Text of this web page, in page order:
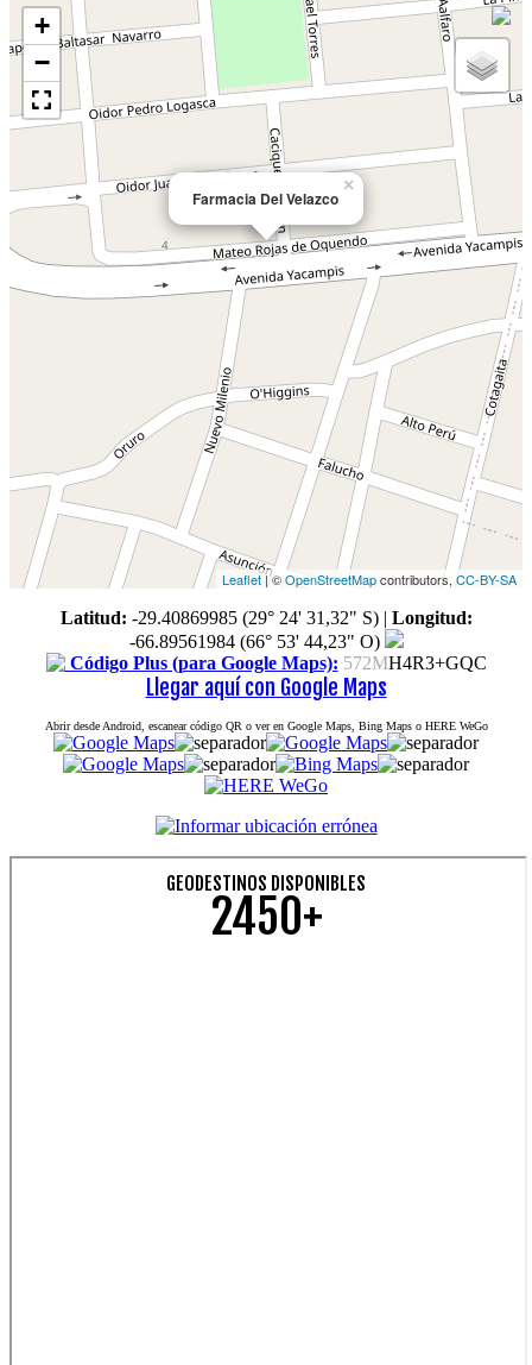
Farmacia Del Velazco
×
+
−
Leaflet| ©OpenStreetMapcontributors, CC-BY-SA
Latitud: -29.40869985 (29° 24' 31,32" S)| Longitud:
-66.89561984 (66° 53' 44,23" O)
Código Plus (para Google Maps): 572MH4R3+GQC
Llegar aquí con Google Maps
Abrir desde Android, escanear código QR o ver en Google Maps, Bing Maps o HERE WeGo
GEODESTINOS DISPONIBLES
2450+